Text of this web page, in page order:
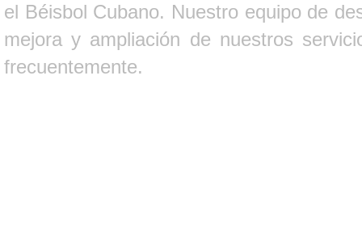
el Béisbol Cubano. Nuestro equipo de
mejora y ampliación de nuestros
frecuentemente.